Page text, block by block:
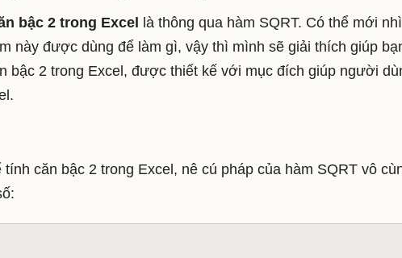
bậc 2 trong Excel là thông qua hàm SQRT. Có thể mới
này được dùng để làm gì, vậy thì mình sẽ giải thích giúp
bậc 2 trong Excel, được thiết kế với mục đích giúp người
căn bậc 2 trong Excel, nê cú pháp của hàm SQRT vô